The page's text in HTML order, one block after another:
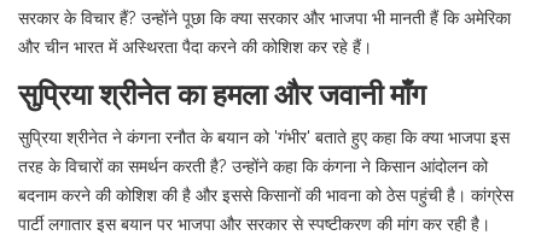
सरकार के विचार हैं? उन्होंने पूछा कि क्या सरकार और भाजपा भी मानती हैं कि अमेरिका
और चीन भारत में अस्थिरता पैदा करने की कोशिश कर रहे हैं।
सुप्रिया श्रीनेत का हमला और जवानी माँग
सुप्रिया श्रीनेत ने कंगना रनौत के बयान को 'गंभीर' बताते हुए कहा कि क्या भाजपा इस
तरह के विचारों का समर्थन करती है? उन्होंने कहा कि कंगना ने किसान आंदोलन को
बदनाम करने की कोशिश की है और इससे किसानों की भावना को ठेस पहुंची है। कांग्रेस
पार्टी लगातार इस बयान पर भाजपा और सरकार से स्पष्टीकरण की मांग कर रही है।